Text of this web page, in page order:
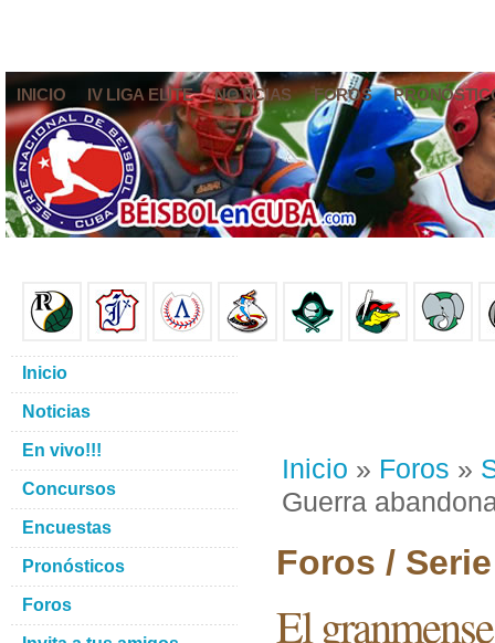
INICIO IV LIGA ELITE NOTICIAS FOROS
Inicio » Foros »
Guerra
Foros /
El
Inicio
Noticias
En vivo!!!
Concursos
Encuestas
Pronósticos
Foros